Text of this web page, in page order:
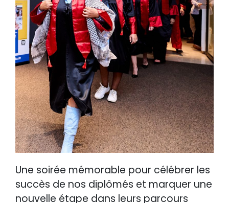
Une soirée mémorable pour célébrer les
succès de nos diplômés et marquer une
nouvelle étape dans leurs parcours